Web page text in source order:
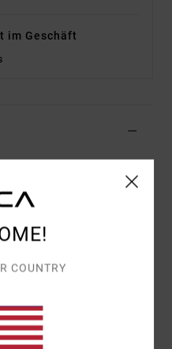
im Geschäft
sgn
aus Baumwolle und
Brustseite
COUNTRY